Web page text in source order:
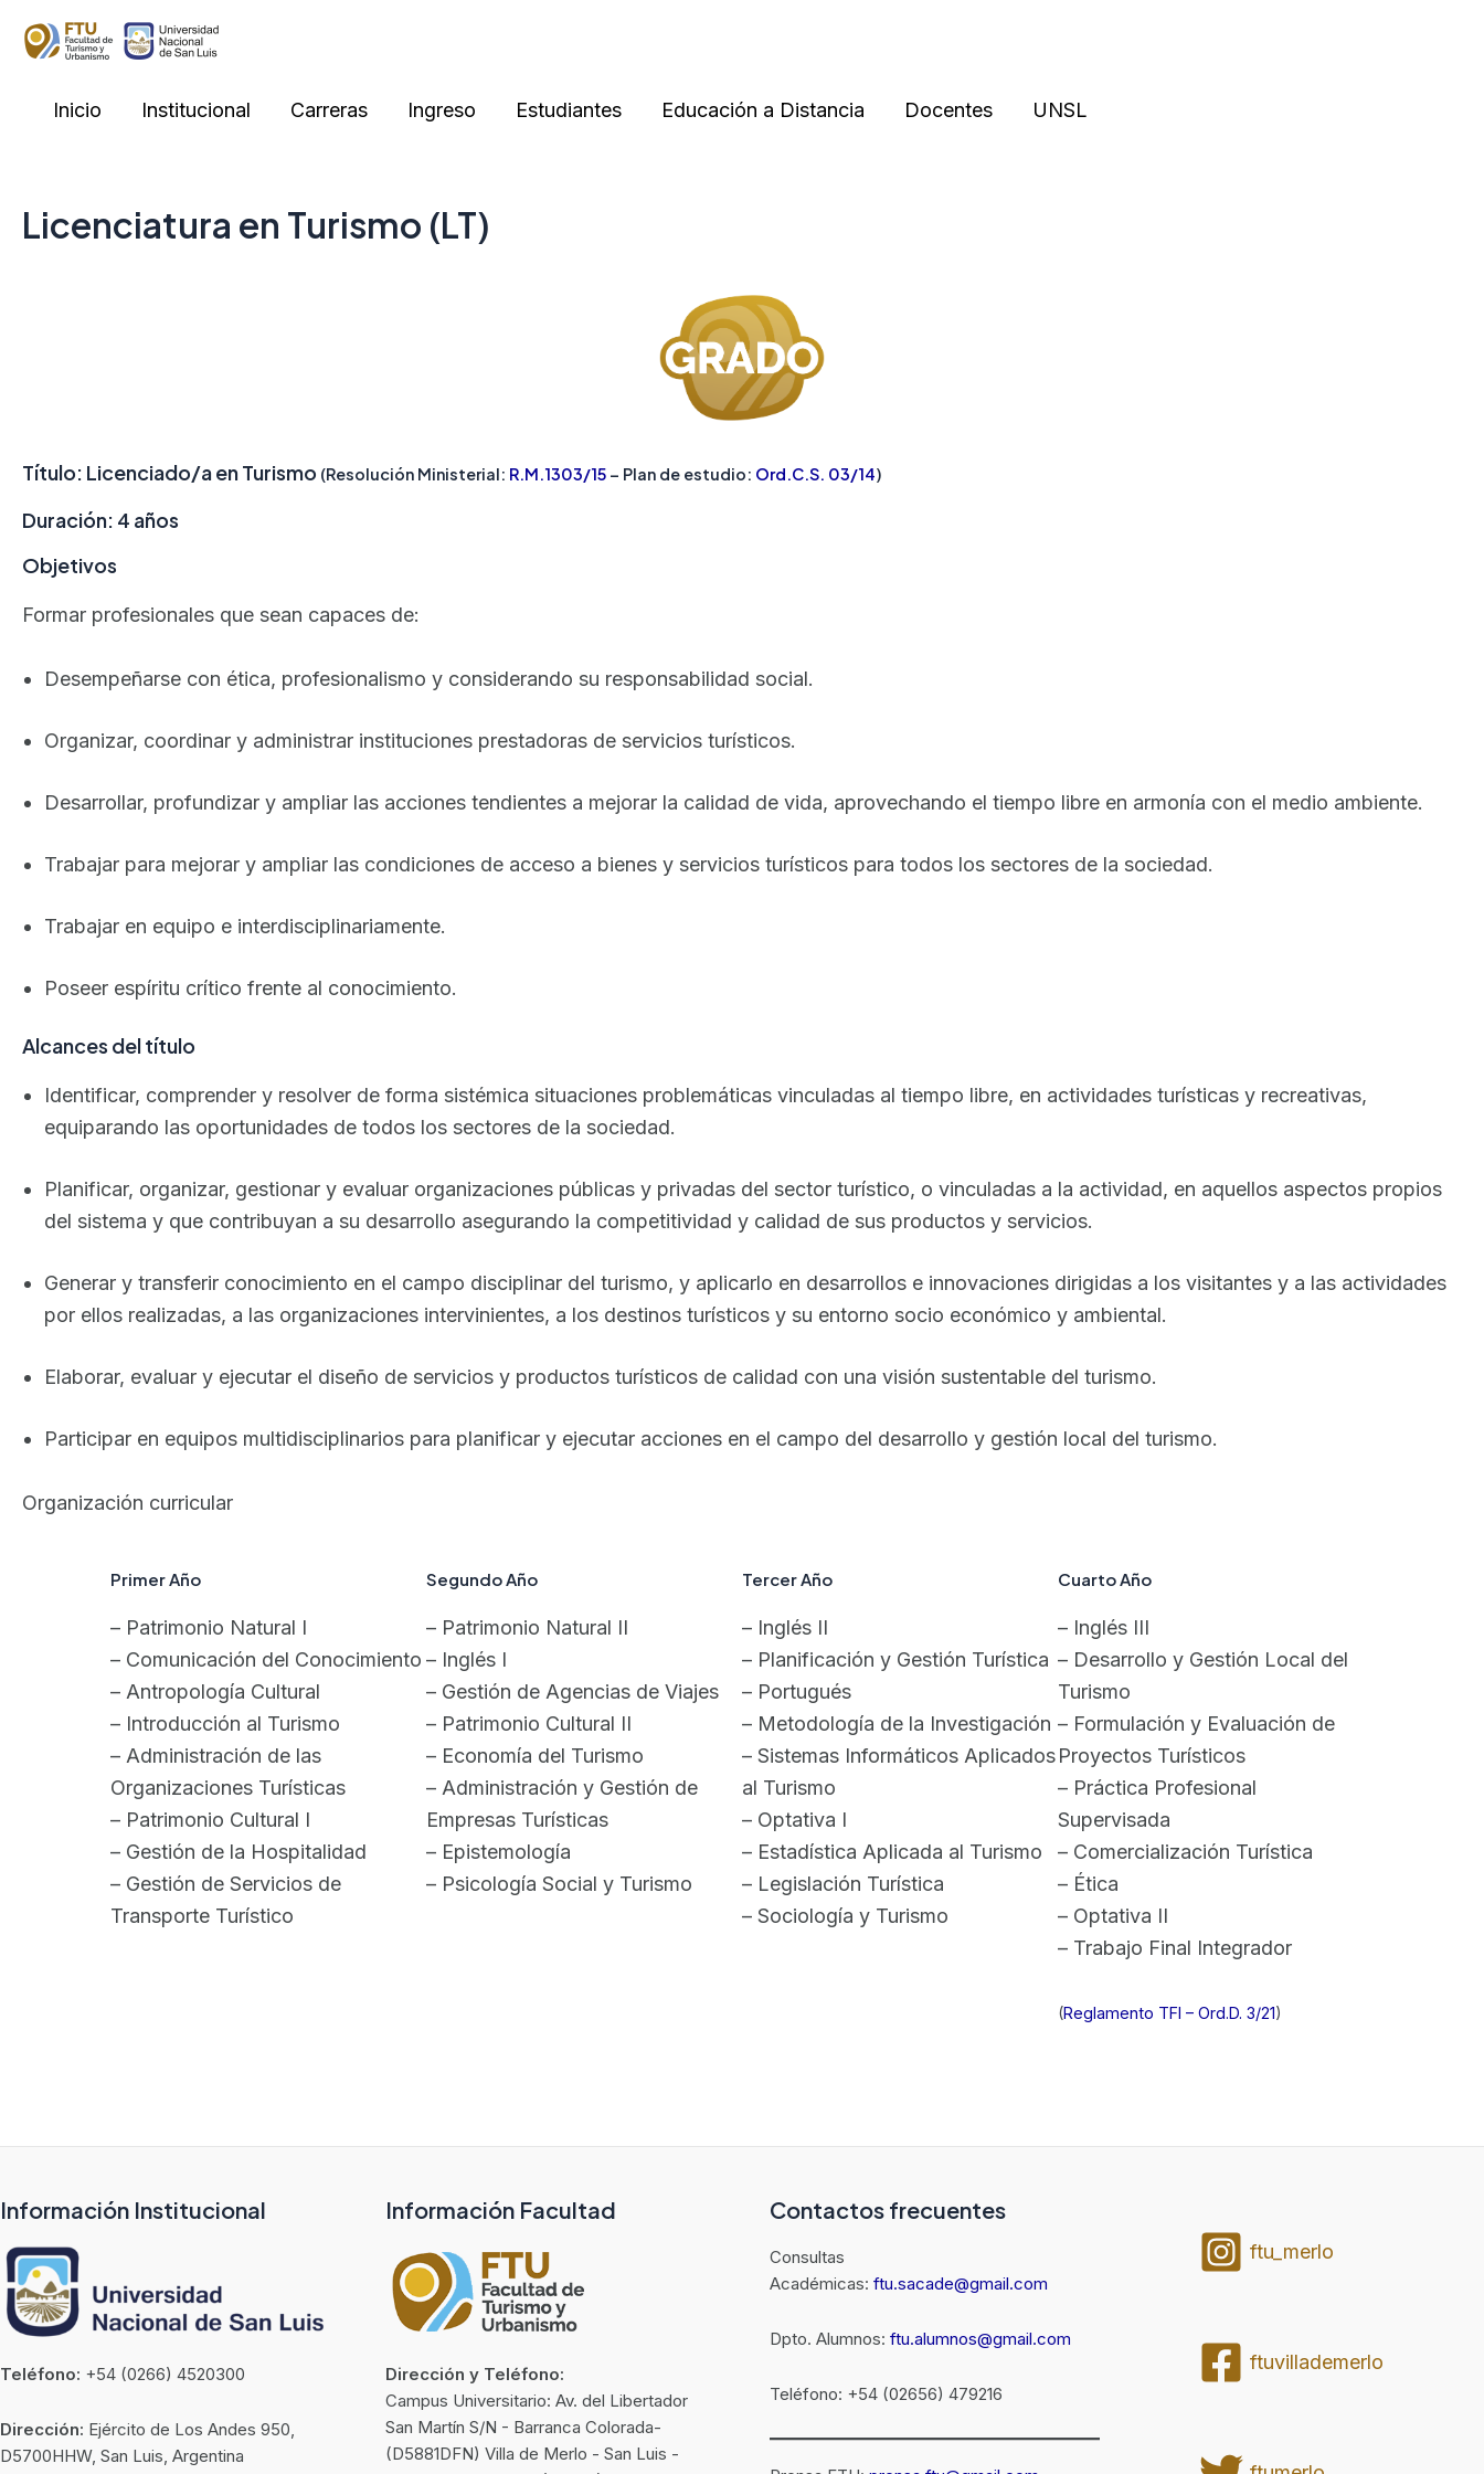
Inicio
Institucional Carreras Ingreso Estudiantes Educación a Distancia Docentes UNSL
Licenciatura en Turismo (LT)
Título: Licenciado/a en Turismo (Resolución Ministerial: R.M.1303/15 – Plan de estudio: Ord.C.S. 03/14)
Duración: 4 años
Objetivos
Formar profesionales que sean capaces de:
Desempeñarse con ética, profesionalismo y considerando su responsabilidad social.
Organizar, coordinar y administrar instituciones prestadoras de servicios turísticos.
Desarrollar, profundizar y ampliar las acciones tendientes a mejorar la calidad de vida, aprovechando el tiempo libre en armonía con el medio ambiente.
Trabajar para mejorar y ampliar las condiciones de acceso a bienes y servicios turísticos para todos los sectores de la sociedad.
Trabajar en equipo e interdisciplinariamente.
Poseer espíritu crítico frente al conocimiento.
Alcances del título
Identificar, comprender y resolver de forma sistémica situaciones problemáticas vinculadas al tiempo libre, en actividades turísticas y recreativas,
equiparando las oportunidades de todos los sectores de la sociedad.
Planificar, organizar, gestionar y evaluar organizaciones públicas y privadas del sector turístico, o vinculadas a la actividad, en aquellos aspectos propios
del sistema y que contribuyan a su desarrollo asegurando la competitividad y calidad de sus productos y servicios.
Generar y transferir conocimiento en el campo disciplinar del turismo, y aplicarlo en desarrollos e innovaciones dirigidas a los visitantes y a las actividades
por ellos realizadas, a las organizaciones intervinientes, a los destinos turísticos y su entorno socio económico y ambiental.
Elaborar, evaluar y ejecutar el diseño de servicios y productos turísticos de calidad con una visión sustentable del turismo.
Participar en equipos multidisciplinarios para planificar y ejecutar acciones en el campo del desarrollo y gestión local del turismo.
Organización curricular
Primer Año
– Patrimonio Natural I
– Comunicación del Conocimiento
– Antropología Cultural
– Introducción al Turismo
– Administración de las
Organizaciones Turísticas
– Patrimonio Cultural I
– Gestión de la Hospitalidad
– Gestión de Servicios de
Transporte Turístico
Segundo Año
– Patrimonio Natural II
– Inglés I
– Gestión de Agencias de Viajes
– Patrimonio Cultural II
– Economía del Turismo
– Administración y Gestión de
Empresas Turísticas
– Epistemología
– Psicología Social y Turismo
Tercer Año
– Inglés II
– Planificación y Gestión Turística
– Portugués
– Metodología de la Investigación
– Sistemas Informáticos Aplicados
al Turismo
– Optativa I
– Estadística Aplicada al Turismo
– Legislación Turística
– Sociología y Turismo
CuartoAño
– Inglés III
– Desarrollo y Gestión Local del
Turismo
– Formulación y Evaluación de
Proyectos Turísticos
– Práctica Profesional
Supervisada
– Comercialización Turística
– Ética
– Optativa II
– Trabajo Final Integrador
(Reglamento TFI – Ord.D. 3/21)
Información Institucional
Teléfono: +54 (0266) 4520300
Dirección: Ejército de Los Andes 950,
D5700HHW, San Luis, Argentina
Información Facultad
Dirección y Teléfono:
Campus Universitario: Av. del Libertador
San Martín S/N - Barranca Colorada-
(D5881DFN) Villa de Merlo - San Luis -
Contactos frecuentes
Consultas
Académicas: ftu.sacade@gmail.com
Dpto. Alumnos: ftu.alumnos@gmail.com
Teléfono: +54 (02656) 479216
ftu_merlo
ftuvillademerlo